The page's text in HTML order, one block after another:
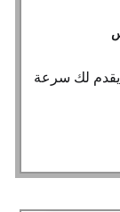
قالب ووردبريس جديد للأخبار العربية ٢٠٢٣ يقدم لك سرعة